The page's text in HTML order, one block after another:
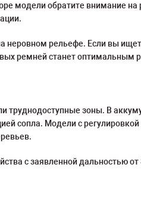
модели обратите внимание
неровном рельефе. Если вы
ремней станет оптимальным
труднодоступные зоны. В
сопла. Модели с
с заявленной дальностью